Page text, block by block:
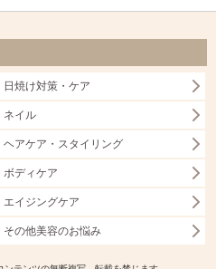
日焼け対策・ケア
ネイル
ヘアケア・スタイリング
ボディケア
エイジングケア
その他美容のお悩み